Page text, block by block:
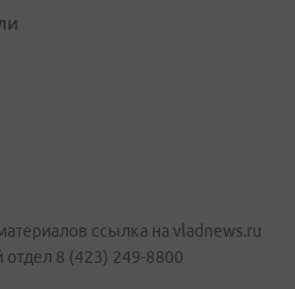
ссылка на vladnews.ru
8 (423) 249-8800